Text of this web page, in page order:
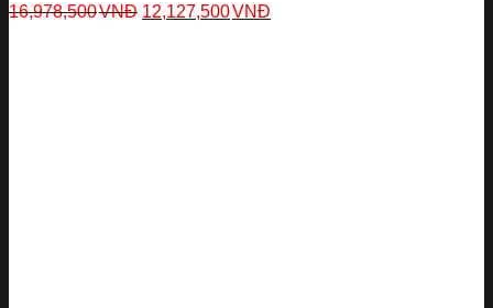
16,978,500VNĐ 12,127,500VNĐ